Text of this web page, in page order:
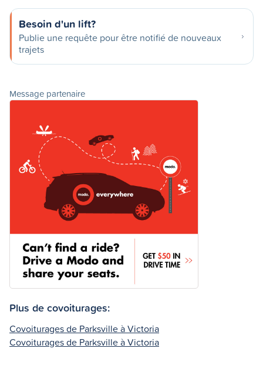
Besoin d'un lift?
Publie une requête pour être notifié de nouveaux
trajets
Message partenaire
Plus de covoiturages:
Covoiturages de Parksville à Victoria
Covoiturages de Parksville à Victoria